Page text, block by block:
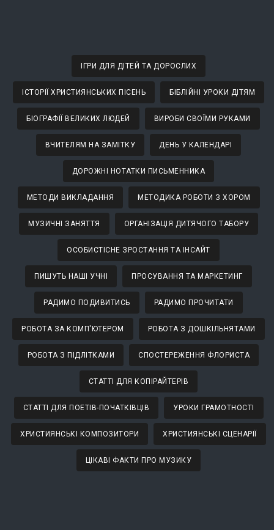
ІГРИ ДЛЯ ДІТЕЙ ТА ДОРОСЛИХ
ІСТОРІЇ ХРИСТИЯНСЬКИХ ПІСЕНЬ БІБЛІЙНІ УРОКИ ДІТЯМ
БІОГРАФІЇ ВЕЛИКИХ ЛЮДЕЙ ВИРОБИ СВОЇМИ РУКАМИ
ВЧИТЕЛЯМ НА ЗАМІТКУ ДЕНЬ У КАЛЕНДАРІ
ДОРОЖНІ НОТАТКИ ПИСЬМЕННИКА
МЕТОДИ ВИКЛАДАННЯ МЕТОДИКА РОБОТИ З ХОРОМ
МУЗИЧНІ ЗАНЯТТЯ ОРГАНІЗАЦІЯ ДИТЯЧОГО ТАБОРУ
ОСОБИСТІСНЕ ЗРОСТАННЯ ТА ІНСАЙТ
ПИШУТЬ НАШІ УЧНІ ПРОСУВАННЯ ТА МАРКЕТИНГ
РАДИМО ПОДИВИТИСЬ РАДИМО ПРОЧИТАТИ
РОБОТА ЗА КОМП'ЮТЕРОМ РОБОТА З ДОШКІЛЬНЯТАМИ
РОБОТА З ПІДЛІТКАМИ СПОСТЕРЕЖЕННЯ ФЛОРИСТА
СТАТТІ ДЛЯ КОПІРАЙТЕРІВ
СТАТТІ ДЛЯ ПОЕТІВ-ПОЧАТКІВЦІВ УРОКИ ГРАМОТНОСТІ
ХРИСТИЯНСЬКІ КОМПОЗИТОРИ ХРИСТИЯНСЬКІ СЦЕНАРІЇ
ЦІКАВІ ФАКТИ ПРО МУЗИКУ